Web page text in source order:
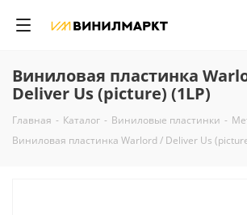
Виниловая пластинка
Deliver Us (picture) (1LP)
Главная - Каталог - Виниловые пластинки -
Виниловая пластинка Warlord / Deliver Us